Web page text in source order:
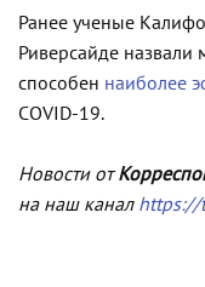
Ранее ученые
Риверсайде назвали
способен наиболее
COVID-19.
Новости от
на наш канал https://